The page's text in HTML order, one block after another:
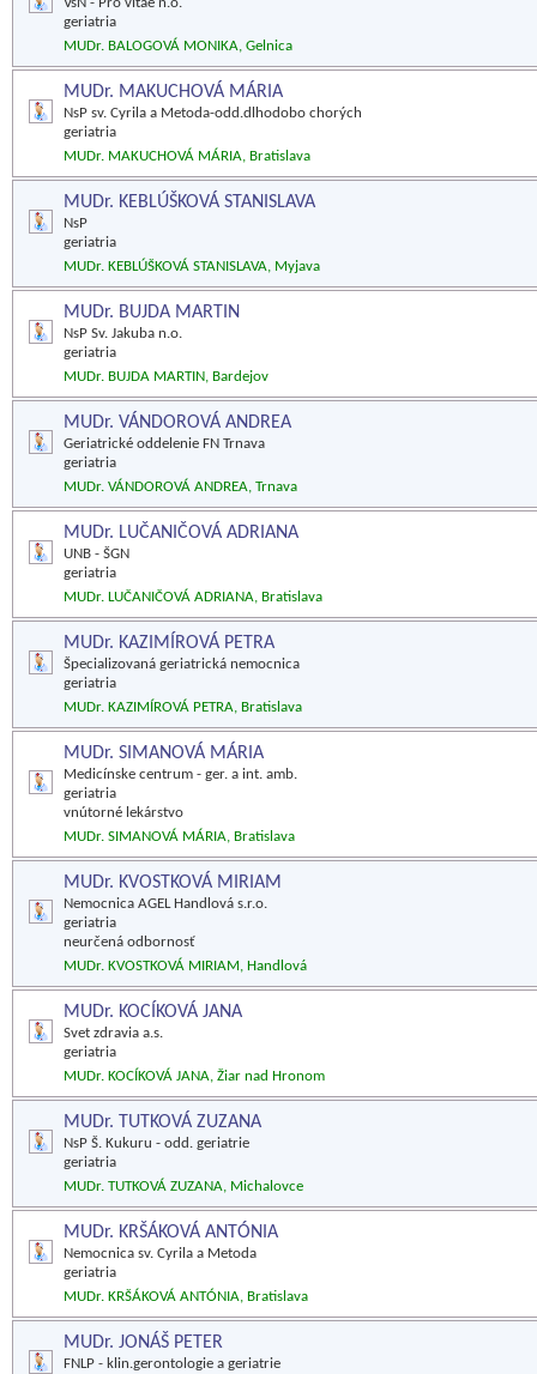
geriatria
MUDr. BALOGOVÁ MONIKA, Gelnica
MUDr. MAKUCHOVÁ MÁRIA
NsP sv. Cyrila a Metoda-odd.dlhodobo chorých
geriatria
MUDr. MAKUCHOVÁ MÁRIA, Bratislava
MUDr. KEBLÚŠKOVÁ STANISLAVA
NsP
geriatria
MUDr. KEBLÚŠKOVÁ STANISLAVA, Myjava
MUDr. BUJDA MARTIN
NsP Sv. Jakuba n.o.
geriatria
MUDr. BUJDA MARTIN, Bardejov
MUDr. VÁNDOROVÁ ANDREA
Geriatrické oddelenie FN Trnava
geriatria
MUDr. VÁNDOROVÁ ANDREA, Trnava
MUDr. LUČANIČOVÁ ADRIANA
UNB - ŠGN
geriatria
MUDr. LUČANIČOVÁ ADRIANA, Bratislava
MUDr. KAZIMÍROVÁ PETRA
Špecializovaná geriatrická nemocnica
geriatria
MUDr. KAZIMÍROVÁ PETRA, Bratislava
MUDr. SIMANOVÁ MÁRIA
Medicínske centrum - ger. a int. amb.
geriatria
vnútorné lekárstvo
MUDr. SIMANOVÁ MÁRIA, Bratislava
MUDr. KVOSTKOVÁ MIRIAM
Nemocnica AGEL Handlová s.r.o.
geriatria
neurčená odbornosť
MUDr. KVOSTKOVÁ MIRIAM, Handlová
MUDr. KOCÍKOVÁ JANA
Svet zdravia a.s.
geriatria
MUDr. KOCÍKOVÁ JANA, Žiar nad Hronom
MUDr. TUTKOVÁ ZUZANA
NsP Š. Kukuru - odd. geriatrie
geriatria
MUDr. TUTKOVÁ ZUZANA, Michalovce
MUDr. KRŠÁKOVÁ ANTÓNIA
Nemocnica sv. Cyrila a Metoda
geriatria
MUDr. KRŠÁKOVÁ ANTÓNIA, Bratislava
MUDr. JONÁŠ PETER
FNLP - klin.gerontologie a geriatrie